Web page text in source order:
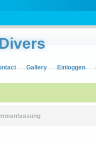
Gallery Einloggen